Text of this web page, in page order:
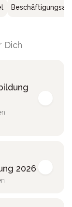
Dich
2026